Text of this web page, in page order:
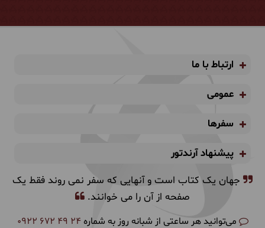
ارتباط با ما
عمومی
سفرها
پیشنهاد آرندتور
جهان یک کتاب است و آنهایی که سفر نمی روند فقط یک
صفحه از آن را می خوانند.
می‌توانید هر ساعتی از شبانه روز به شماره 0922 672 49 24